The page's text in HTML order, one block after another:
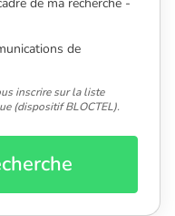
de ma recherche -
de
inscrire sur la liste
(dispositif BLOCTEL).